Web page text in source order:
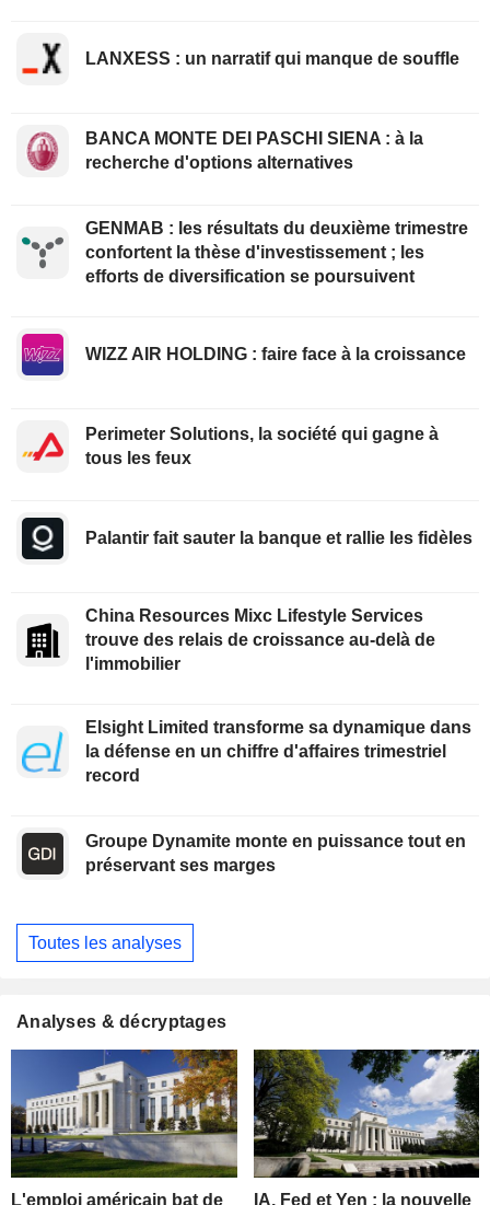
LANXESS : un narratif qui manque de souffle
BANCA MONTE DEI PASCHI SIENA : à la
recherche d'options alternatives
GENMAB : les résultats du deuxième trimestre
confortent la thèse d'investissement ; les
efforts de diversification se poursuivent
WIZZ AIR HOLDING : faire face à la croissance
Perimeter Solutions, la société qui gagne à
tous les feux
Palantir fait sauter la banque et rallie les fidèles
China Resources Mixc Lifestyle Services
trouve des relais de croissance au-delà de
l'immobilier
Elsight Limited transforme sa dynamique dans
la défense en un chiffre d'affaires trimestriel
record
Groupe Dynamite monte en puissance tout en
préservant ses marges
Toutes les analyses
Analyses & décryptages
L'emploi américain bat de IA, Fed et Yen : la nouvelle